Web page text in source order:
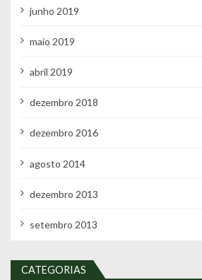
junho 2019
maio 2019
abril 2019
dezembro 2018
dezembro 2016
agosto 2014
dezembro 2013
setembro 2013
CATEGORIAS